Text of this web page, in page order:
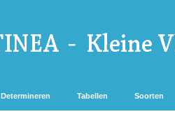
Determineren Tabellen Soorten